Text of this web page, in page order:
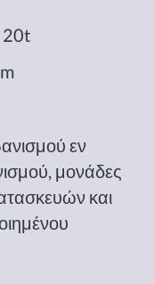
20t
εν
μονάδες
και